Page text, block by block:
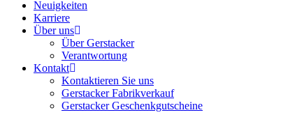
Neuigkeiten
Karriere
Über uns
Über Gerstacker
Verantwortung
Kontakt
Kontaktieren Sie uns
Gerstacker Fabrikverkauf
Gerstacker Geschenkgutscheine